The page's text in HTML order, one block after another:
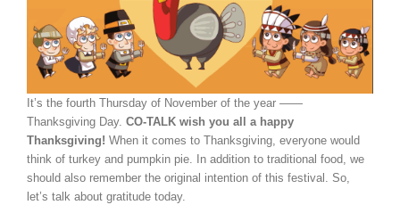
It’s the fourth Thursday of November of the year ——
Thanksgiving Day. CO-TALK wish you all a happy
Thanksgiving! When it comes to Thanksgiving, everyone would
think of turkey and pumpkin pie. In addition to traditional food, we
should also remember the original intention of this festival. So,
let’s talk about gratitude today.